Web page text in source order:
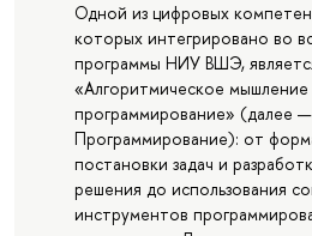
Одной из цифровых
которых интегрировано во
программы НИУ ВШЭ,
«Алгоритмическое мышление
программирование» (далее —
Программирование): от
постановки задач и
решения до использования
инструментов